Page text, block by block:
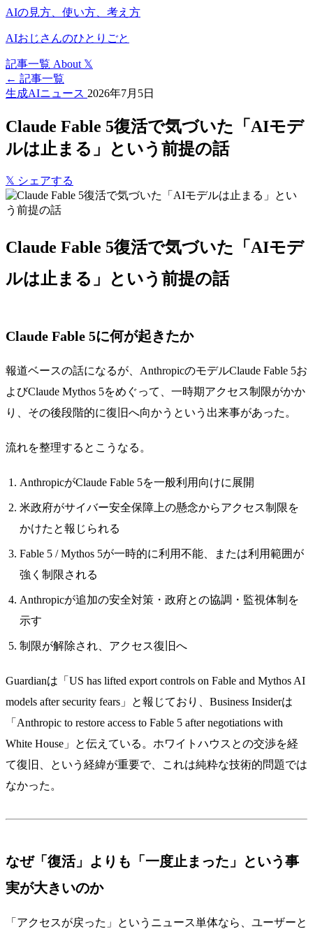
AIの見方、使い方、考え方
AIおじさんのひとりごと
記事一覧 About 𝕏
← 記事一覧
生成AIニュース 2026年7月5日
Claude Fable 5復活で気づいた「AIモデ
ルは止まる」という前提の話
𝕏 シェアする
Claude Fable 5復活で気づいた「AIモデ
ルは止まる」という前提の話
Claude Fable 5に何が起きたか
報道ベースの話になるが、AnthropicのモデルClaude Fable 5お
よびClaude Mythos 5をめぐって、一時期アクセス制限がかか
り、その後段階的に復旧へ向かうという出来事があった。
流れを整理するとこうなる。
AnthropicがClaude Fable 5を一般利用向けに展開
米政府がサイバー安全保障上の懸念からアクセス制限を
かけたと報じられる
Fable 5 / Mythos 5が一時的に利用不能、または利用範囲が
強く制限される
Anthropicが追加の安全対策・政府との協調・監視体制を
示す
制限が解除され、アクセス復旧へ
Guardianは「US has lifted export controls on Fable and Mythos AI
models after security fears」と報じており、Business Insiderは
「Anthropic to restore access to Fable 5 after negotiations with
White House」と伝えている。ホワイトハウスとの交渉を経
て復旧、という経緯が重要で、これは純粋な技術的問題では
なかった。
なぜ「復活」よりも「一度止まった」という事
実が大きいのか
「アクセスが戻った」というニュース単体なら、ユーザーと